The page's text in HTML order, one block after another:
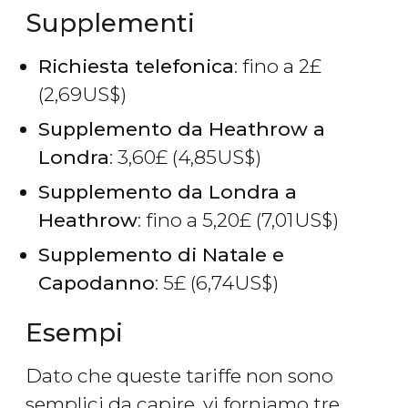
Supplementi
Richiesta telefonica: fino a 2£
(2,69US$)
Supplemento da Heathrow a
Londra: 3,60£ (4,85US$)
Supplemento da Londra a
Heathrow: fino a 5,20£ (7,01 US$)
Supplemento di Natale e
Capodanno: 5£ (6,74US$)
Esempi
Dato che queste tariffe non sono